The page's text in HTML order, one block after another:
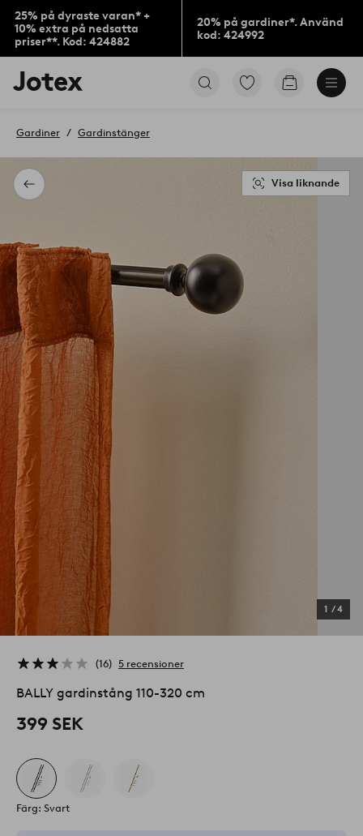
25% på dyraste varan* +
10% extra på nedsatta
priser**. Kod: 424882
20% på gardiner*. Använd
kod: 424992
Jotex
logotyp
till
Gå
Gå
Tillbaka
Gardiner Gardinstänger
1 /4
Visa liknande
16 5 recensioner
BALLY gardinstång 110-320 cm
399 SEK
Färg: Svart